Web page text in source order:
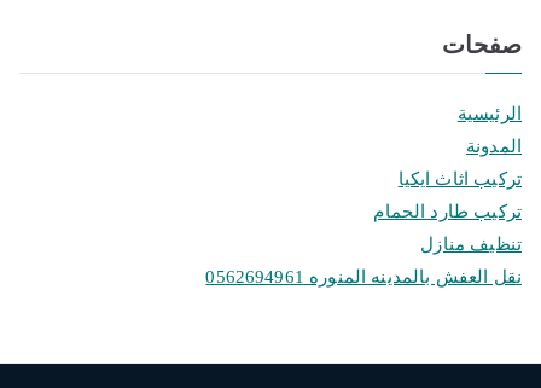
صفحات
الرئيسية
المدونة
تركيب اثاث ايكيا
تركيب طارد الحمام
تنظيف منازل
نقل العفش بالمدينه المنوره 0562694961